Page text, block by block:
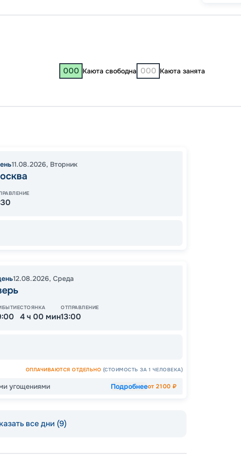
000 Каюта свободна 000 Каюта занята
11.08.2026, Вторник
12.08.2026, Среда
СТОЯНКА
4 ч 00 мин
ОТПРАВЛЕНИЕ
13:00
ОПЛАЧИВАЮТСЯ ОТДЕЛЬНО (СТОИМОСТЬ ЗА 1 ЧЕЛОВЕКА)
угощениями Подробнееот2100 ₽
все дни (9)